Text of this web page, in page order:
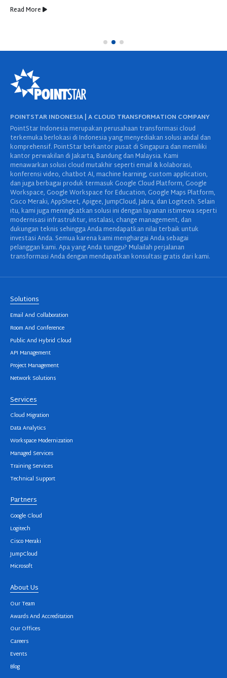
Read More
POINTSTAR INDONESIA | A CLOUD TRANSFORMATION COMPANY
PointStar Indonesia merupakan perusahaan transformasi cloud
terkemuka berlokasi di Indonesia yang menyediakan solusi andal dan
komprehensif. PointStar berkantor pusat di Singapura dan memiliki
kantor perwakilan di Jakarta, Bandung dan Malaysia. Kami
menawarkan solusi cloud mutakhir seperti email & kolaborasi,
konferensi video, chatbot AI, machine learning, custom application,
dan juga berbagai produk termasuk Google Cloud Platform, Google
Workspace, Google Workspace for Education, Google Maps Platform,
Cisco Meraki, AppSheet, Apigee, JumpCloud, Jabra, dan Logitech. Selain
itu, kami juga meningkatkan solusi ini dengan layanan istimewa seperti
modernisasi infrastruktur, instalasi, change management, dan
dukungan teknis sehingga Anda mendapatkan nilai terbaik untuk
investasi Anda. Semua karena kami menghargai Anda sebagai
pelanggan kami. Apa yang Anda tunggu? Mulailah perjalanan
transformasi Anda dengan mendapatkan konsultasi gratis dari kami.
Solutions
Email And Collaboration
Room And Conference
Public And Hybrid Cloud
API Management
Project Management
Network Solutions
Services
Cloud Migration
Data Analytics
Workspace Modernization
Managed Services
Training Services
Technical Support
Partners
Google Cloud
Logitech
Cisco Meraki
JumpCloud
Microsoft
About Us
Our Team
Awards And Accreditation
Our Offices
Careers
Events
Blog